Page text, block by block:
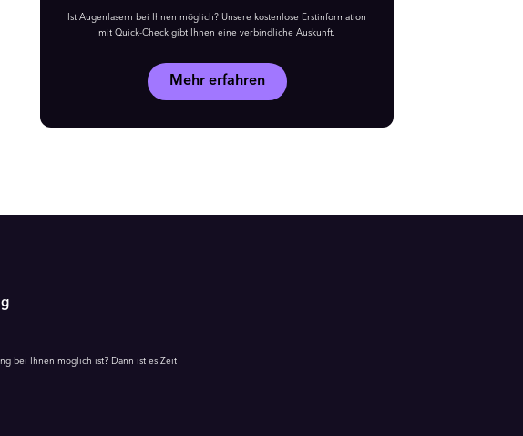
Ist Augenlasern bei Ihnen möglich? Unsere kostenlose Erstinformation
mit Quick-Check gibt Ihnen eine verbindliche Auskunft.
Mehr erfahren
bei Ihnen möglich ist? Dann ist es Zeit